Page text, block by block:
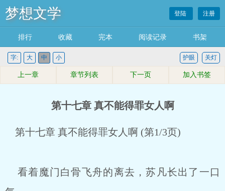
梦想文学 登陆 注册
排行 收藏 完本 阅读记录 书架
字: 大 中 小 关灯
护眼
上一章 章节列表 下一页 加入书签
第十七章 真不能得罪女人啊
第十七章 真不能得罪女人啊 (第1/3页)
看着魔门白骨飞舟的离去，苏凡长出了一口